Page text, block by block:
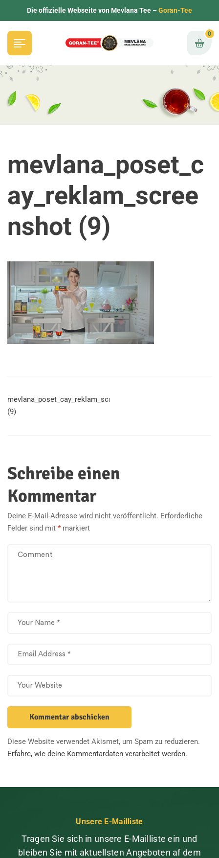
Die offizielle Webseite von Mevlana Tee –Goran-Tee
0
mevlana_poset_c
ay_reklam_scree
nshot (9)
mevlana_poset_cay_reklam_screenshot
(9)
Schreibe einen
Kommentar
Deine E-Mail-Adresse wird nicht veröffentlicht. Erforderliche
Felder sind mit *markiert
Diese Website verwendet Akismet, um Spam zu reduzieren.
Erfahre, wie deine Kommentardaten verarbeitet werden.
Unsere E-Mailliste
Tragen Sie sich in unsere E-Mailliste ein und
bleiben Sie mit aktuellsten Angeboten af dem